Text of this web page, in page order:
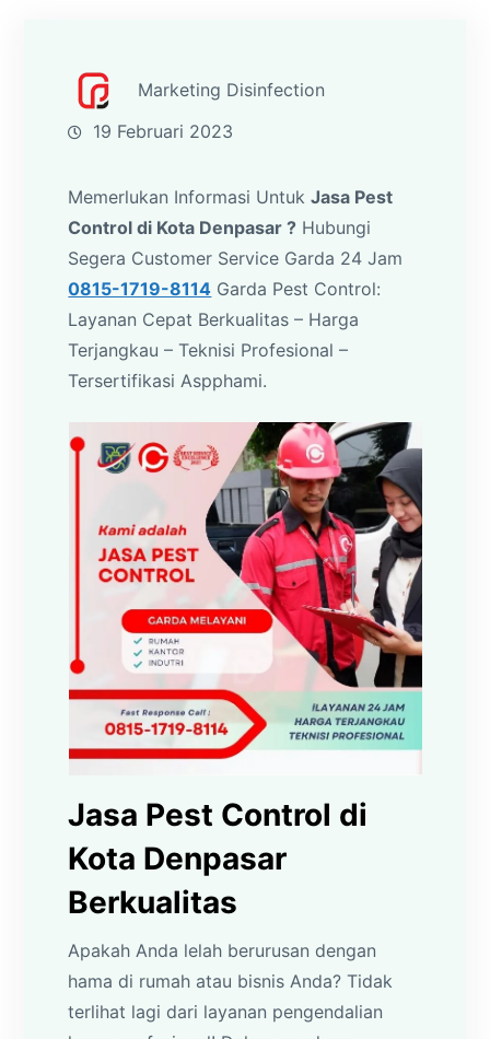
Marketing Disinfection
19 Februari 2023
Memerlukan Informasi UntukJasa Pest
Control di Kota Denpasar ? Hubungi
Segera Customer Service Garda 24 Jam
0815-1719-8114 Garda Pest Control:
Layanan Cepat Berkualitas – Harga
Terjangkau – Teknisi Profesional –
Tersertifikasi Aspphami.
Jasa Pest Control di
Kota Denpasar
Berkualitas
Apakah Anda lelah berurusan dengan
hama di rumah atau bisnis Anda? Tidak
terlihat lagi dari layanan pengendalian